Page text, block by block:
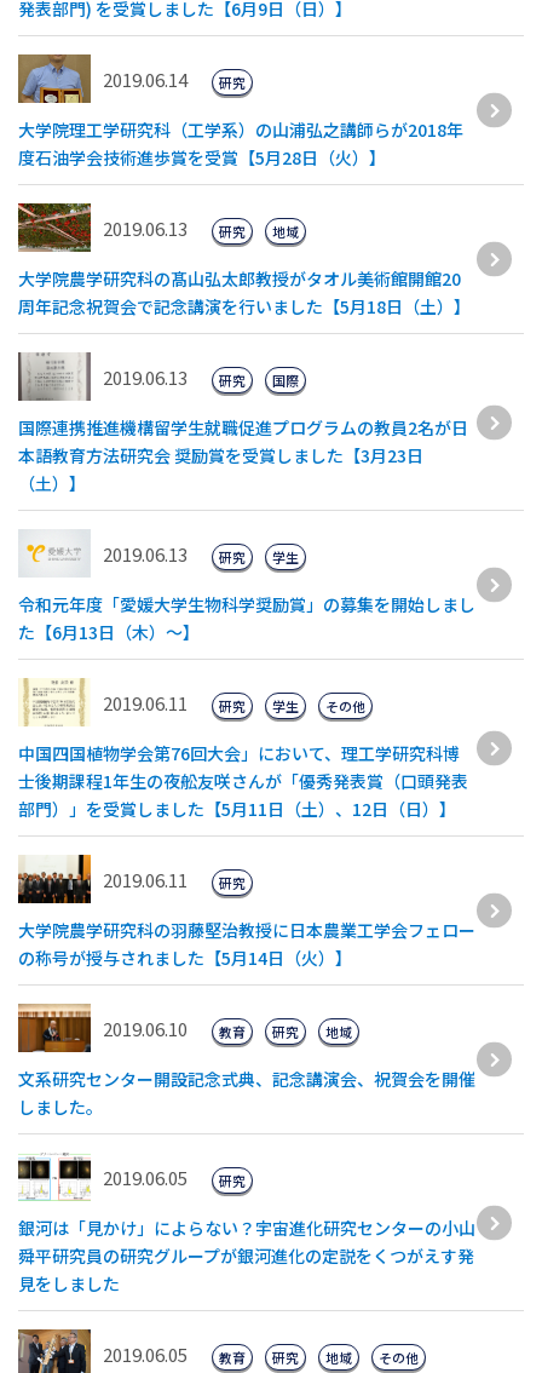
発表部門) を受賞しました【6月9日（日）】
2019.06.14
大学院理工学研究科（工学系）の山浦弘之講師らが2018年
度石油学会技術進歩賞を受賞【5月28日（火）】
研究
2019.06.13
大学院農学研究科の髙山弘太郎教授がタオル美術館開館20
周年記念祝賀会で記念講演を行いました【5月18日（土）】
研究 地域
2019.06.13
国際連携推進機構留学⽣就職促進プログラムの教員2名が⽇
本語教育⽅法研究会 奨励賞を受賞しました【3⽉23⽇
（⼟）】
研究 国際
2019.06.13
令和元年度「愛媛大学生物科学奨励賞」の募集を開始しまし
た【6月13日（木）～】
研究 学生
2019.06.11
中国四国植物学会第76回大会」において、理工学研究科博
士後期課程1年生の夜舩友咲さんが「優秀発表賞（口頭発表
部門）」を受賞しました【5月11日（土）、12日（日）】
研究 学生 その他
2019.06.11
大学院農学研究科の羽藤堅治教授に日本農業工学会フェロー
の称号が授与されました【5月14日（火）】
研究
2019.06.10
文系研究センター開設記念式典、記念講演会、祝賀会を開催
しました。
教育 研究 地域
2019.06.05
銀河は「見かけ」によらない？宇宙進化研究センターの小山
舜平研究員の研究グループが銀河進化の定説をくつがえす発
見をしました
研究
2019.06.05 教育 研究 地域 その他